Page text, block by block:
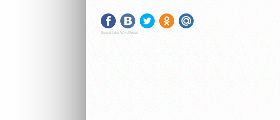
Social Like WordPress